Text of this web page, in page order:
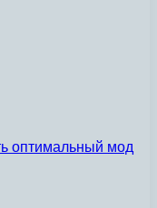
оптимальный мод